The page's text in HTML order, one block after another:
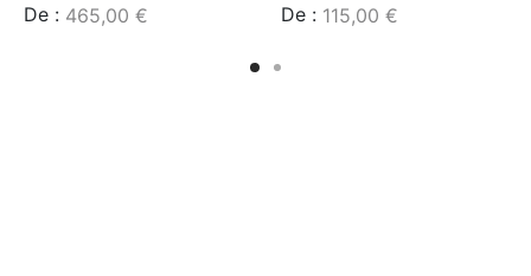
De : 465,00 €
De : 115,00 €